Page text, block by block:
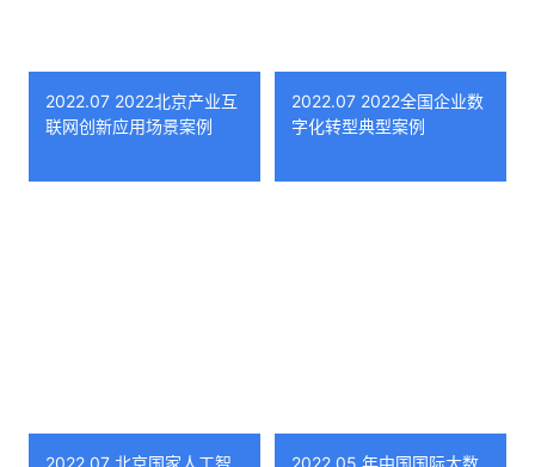
2022.07 2022北京产业互
联网创新应用场景案例
2022.07 2022全国企业数
字化转型典型案例
2022.07 北京国家人工智
2022.05 年中国国际大数